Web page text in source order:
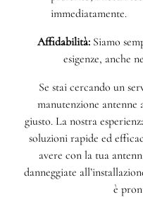
immediatamente.
Affidabilità: Siamo
esigenze, anche
Se stai cercando un
manutenzione antenne
giusto. La nostra
soluzioni rapide ed
avere con la tua
danneggiate
è